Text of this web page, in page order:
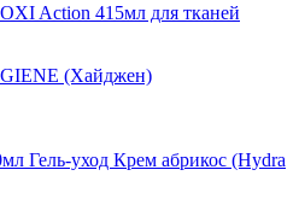
Action 415мл для тканей
(Хайджен)